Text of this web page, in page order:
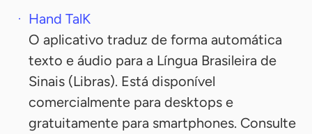
Hand TalK
O aplicativo traduz de forma automática
texto e áudio para a Língua Brasileira de
Sinais (Libras). Está disponível
comercialmente para desktops e
gratuitamente para smartphones. Consulte